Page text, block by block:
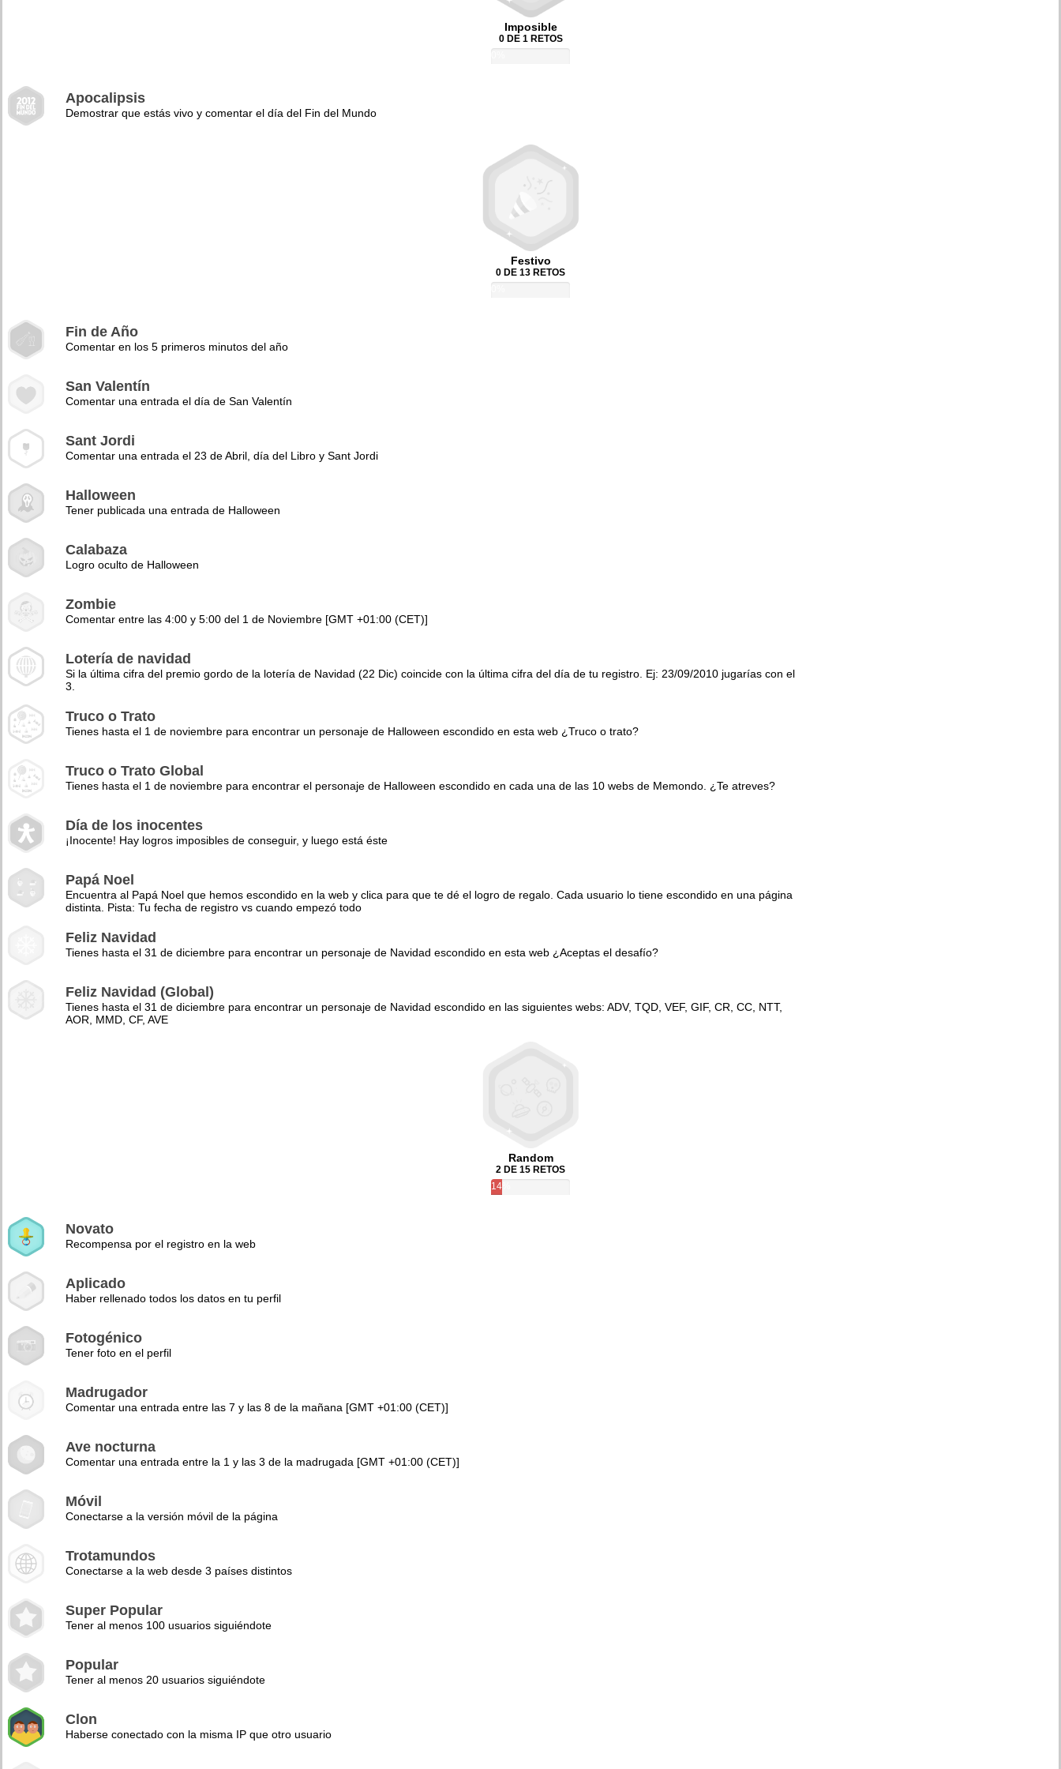
Imposible
0 DE 1 RETOS
Apocalipsis
Demostrar que estás vivo y comentar el día del Fin del Mundo
Festivo
0 DE 13 RETOS
Fin de Año
Comentar en los 5 primeros minutos del año
San Valentín
Comentar una entrada el día de San Valentín
Sant Jordi
Comentar una entrada el 23 de Abril, día del Libro y Sant Jordi
Halloween
Tener publicada una entrada de Halloween
Calabaza
Logro oculto de Halloween
Zombie
Comentar entre las 4:00 y 5:00 del 1 de Noviembre [GMT +01:00 (CET)]
Lotería de navidad
Si la última cifra del premio gordo de la lotería de Navidad (22 Dic) coincide con la última cifra del día de tu registro. Ej: 23/09/2010 jugarías con el
3.
Truco o Trato
Tienes hasta el 1 de noviembre para encontrar un personaje de Halloween escondido en esta web ¿Truco o trato?
Truco o Trato Global
Tienes hasta el 1 de noviembre para encontrar el personaje de Halloween escondido en cada una de las 10 webs de Memondo. ¿Te atreves?
Día de los inocentes
¡Inocente! Hay logros imposibles de conseguir, y luego está éste
Papá Noel
Encuentra al Papá Noel que hemos escondido en la web y clica para que te dé el logro de regalo. Cada usuario lo tiene escondido en una página
distinta. Pista: Tu fecha de registro vs cuando empezó todo
Feliz Navidad
Tienes hasta el 31 de diciembre para encontrar un personaje de Navidad escondido en esta web ¿Aceptas el desafío?
Feliz Navidad (Global)
Tienes hasta el 31 de diciembre para encontrar un personaje de Navidad escondido en las siguientes webs: ADV, TQD, VEF, GIF, CR, CC, NTT,
AOR, MMD, CF, AVE
Random
2 DE 15 RETOS
14%
Novato
Recompensa por el registro en la web
Aplicado
Haber rellenado todos los datos en tu perfil
Fotogénico
Tener foto en el perfil
Madrugador
Comentar una entrada entre las 7 y las 8 de la mañana [GMT +01:00 (CET)]
Ave nocturna
Comentar una entrada entre la 1 y las 3 de la madrugada [GMT +01:00 (CET)]
Móvil
Conectarse a la versión móvil de la página
Trotamundos
Conectarse a la web desde 3 países distintos
Super Popular
Tener al menos 100 usuarios siguiéndote
Popular
Tener al menos 20 usuarios siguiéndote
Clon
Haberse conectado con la misma IP que otro usuario